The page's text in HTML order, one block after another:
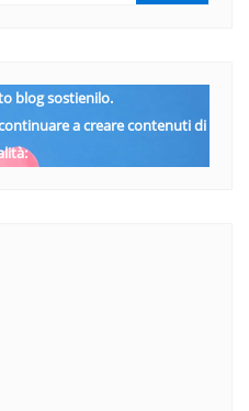
blog sostienilo.
a creare contenuti di